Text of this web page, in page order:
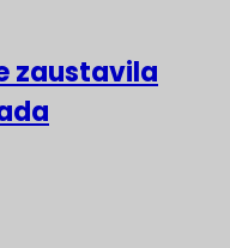
zaustavila